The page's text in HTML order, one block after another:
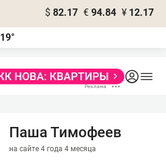
$ 82.17 € 94.84 ¥ 12.17
19°
Паша Тимофеев
на сайте 4 года 4 месяца